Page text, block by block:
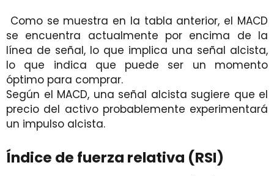
Como se muestra en la tabla anterior, el MACD
se encuentra actualmente por encima de la
línea de señal, lo que implica una señal alcista,
lo que indica que puede ser un momento
óptimo para comprar.
Según el MACD, una señal alcista sugiere que el
precio del activo probablemente experimentará
un impulso alcista.
Índice de fuerza relativa (RSI)